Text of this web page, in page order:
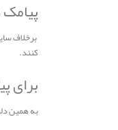
برخلاف
کنند.
برای
به همین